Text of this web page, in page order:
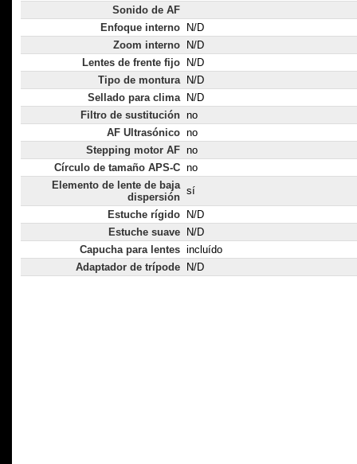
Sonido de AF
Enfoque interno
N/D
Zoom interno
N/D
Lentes de frente fijo
N/D
Tipo de montura
N/D
Sellado para clima
N/D
Filtro de sustitución no
AF Ultrasónico no
Stepping motor AF no
Círculo de tamaño APS-C no
Elemento de lente de baja
dispersión
sí
Estuche rígido
N/D
Estuche suave
N/D
Capucha para lentes incluído
Adaptador de trípode
N/D